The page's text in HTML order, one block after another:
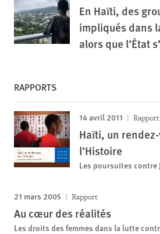
En Haïti, des
impliqués dans
alors que l’État
RAPPORTS
14 avril 2011 Rapport
Haïti, un
l’Histoire
Les poursuites contre
21 mars 2005 Rapport
Au cœur des réalités
Les droits des femmes dans la lutte